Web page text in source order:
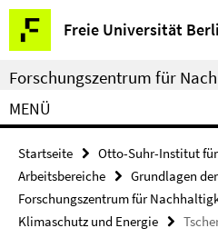
Springe
direkt
zu
Inhalt
Freie Universität
Service-
Navigation
Forschungszentrum für
MENÜ
Startseite
Otto-Suhr-Institut
Arbeitsbereiche
Grundlagen
Forschungszentrum für
Klimaschutz und Energie